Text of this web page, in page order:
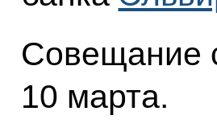
Совещание
10 марта.